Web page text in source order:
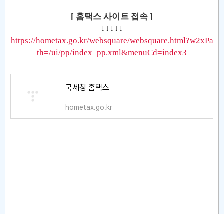
[ 홈택스 사이트 접속 ]
↓↓↓↓↓
https://hometax.go.kr/websquare/websquare.html?w2xPa
th=/ui/pp/index_pp.xml&menuCd=index3
국세청 홈택스
hometax.go.kr